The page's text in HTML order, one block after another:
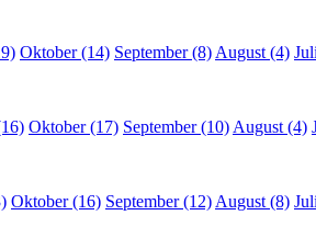
Oktober (14) September (8)August (4)
Oktober (17) September (10)August (4)
Oktober (16) September (12)August (8)